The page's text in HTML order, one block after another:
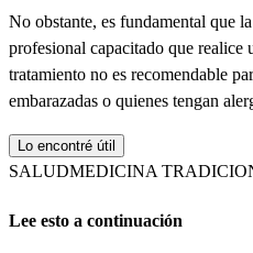
No obstante, es fundamental que
profesional capacitado que realice
tratamiento no es recomendable
embarazadas o quienes tengan
Lo encontré útil
SALUDMEDICINA
Lee esto a continuación